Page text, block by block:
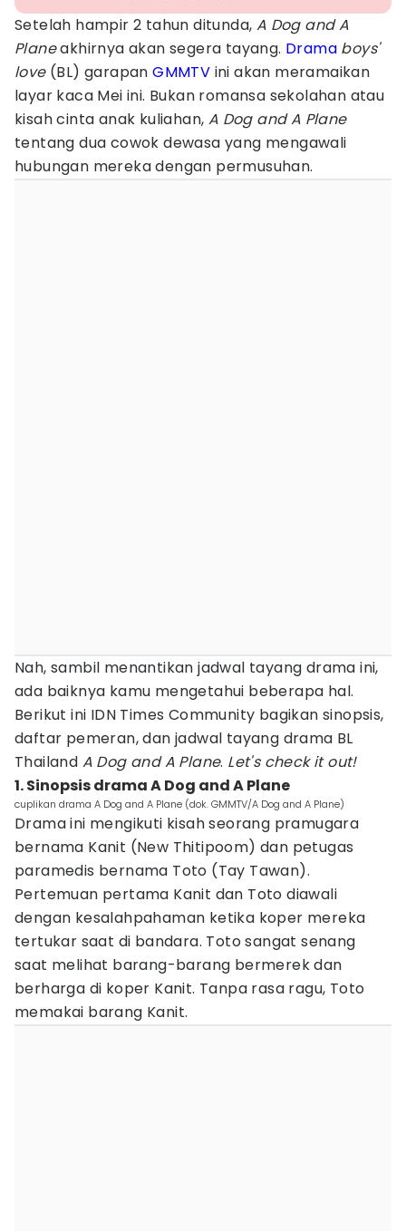
Setelah hampir 2 tahun ditunda, A Dog and A
Planeakhirnya akan segera tayang. Drama boys'
love (BL) garapanGMMTV ini akan meramaikan
layar kaca Mei ini. Bukan romansa sekolahan atau
kisah cinta anak kuliahan, A Dog and A Plane
tentang dua cowok dewasa yang mengawali
hubungan mereka dengan permusuhan.
Nah, sambil menantikan jadwal tayang drama ini,
ada baiknya kamu mengetahui beberapa hal.
Berikut ini IDN Times Community bagikan sinopsis,
daftar pemeran, dan jadwal tayang drama BL
Thailand A Dog and A Plane. Let's check it out!
1. Sinopsis drama A Dog and A Plane
cuplikan drama A Dog and A Plane (dok. GMMTV/A Dog and A Plane)
Drama ini mengikuti kisah seorang pramugara
bernama Kanit (New Thitipoom) dan petugas
paramedis bernama Toto (Tay Tawan).
Pertemuan pertama Kanit dan Toto diawali
dengan kesalahpahaman ketika koper mereka
tertukar saat di bandara. Toto sangat senang
saat melihat barang-barang bermerek dan
berharga di koper Kanit. Tanpa rasa ragu, Toto
memakai barang Kanit.